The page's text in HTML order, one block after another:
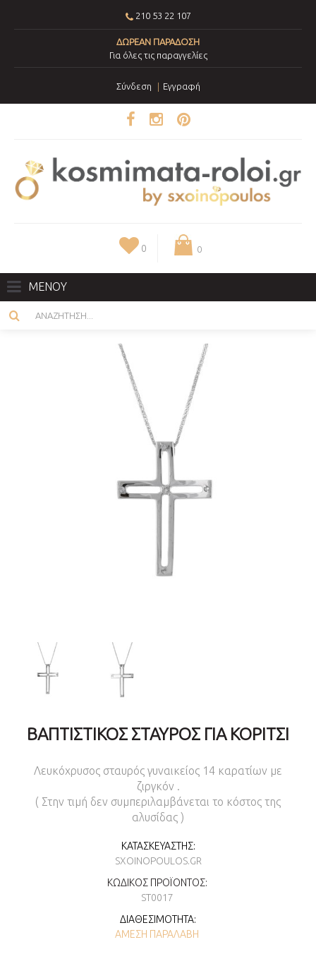
210 53 22 107
ΔΩΡΕΑΝ ΠΑΡΑΔΟΣΗ
Για όλες τις παραγγελίες
Σύνδεση Εγγραφή
0 0
ΜΕΝΟΥ
ΒΑΠΤΙΣΤΙΚΌΣ ΣΤΑΥΡΌΣ ΓΙΑ ΚΟΡΊΤΣΙ
Λευκόχρυσος σταυρός γυναικείος 14 καρατίων με
ζιργκόν .
( Στην τιμή δεν συμπεριλαμβάνεται το κόστος της
αλυσίδας )
ΚΑΤΑΣΚΕΥΑΣΤΉΣ:
SXOINOPOULOS.GR
ΚΩΔΙΚΌΣ ΠΡΟΪΌΝΤΟΣ:
ST0017
ΔΙΑΘΕΣΙΜΌΤΗΤΑ:
ΆΜΕΣΗ ΠΑΡΑΛΑΒΉ